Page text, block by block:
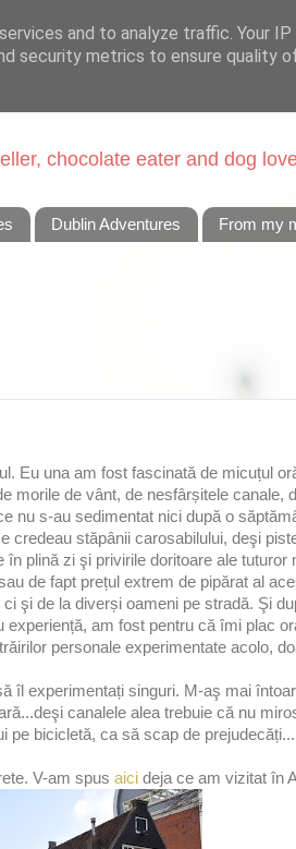
chocolate eater and dog
Dublin Adventures From my
Eu una am fost fascinată de micuțul
morile de vânt, de nesfârșitele canale,
nu s-au sedimentat nici după o
stăpânii carosabilului, deşi
plină zi şi privirile doritoare ale
de fapt prețul extrem de pipărat al
şi de la diverși oameni pe stradă. Şi
am fost pentru că îmi plac
personale experimentate acolo,
îl experimentați singuri. M-aş mai
canalele alea trebuie că nu
bicicletă, ca să scap de
V-am spus aici deja ce am vizitat în
and to analyze traffic. Your
security metrics to ensure quality